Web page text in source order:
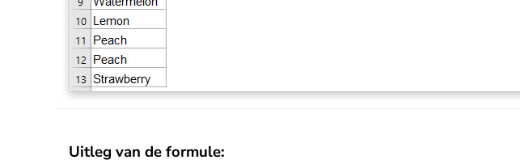
Uitleg van de formule: